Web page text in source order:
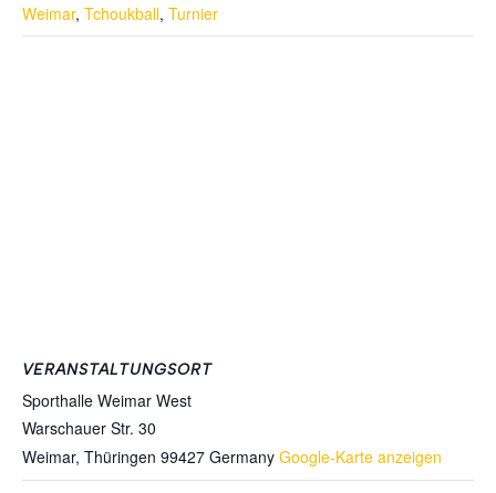
Weimar, Tchoukball, Turnier
VERANSTALTUNGSORT
Sporthalle Weimar West
Warschauer Str. 30
Weimar, Thüringen 99427 Germany Google-Karte anzeigen